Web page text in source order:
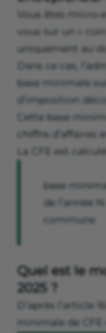
Vous êtes micro-
vous sur un «
uniquement au
Dans ce cas,
base minimale
d’imposition
Cette base
chiffre d’affaires
La CFE est
base
de l’année
commune
Quel est le
2025 ?
D’après l’article
minimale de CFE